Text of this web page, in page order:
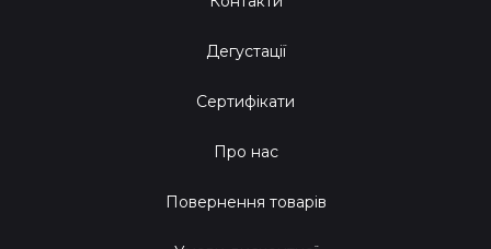
Дегустації
Сертифікати
Про нас
Повернення товарів